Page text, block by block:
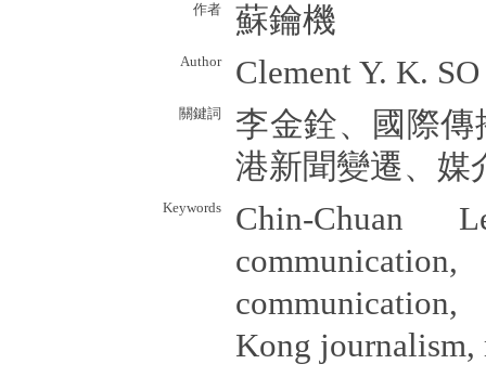
作者 蘇鑰機
Author Clement Y. K. SO
關鍵詞
李金銓、國際
港新聞變遷、媒
Keywords
Chin-Chuan
Kong journalism,